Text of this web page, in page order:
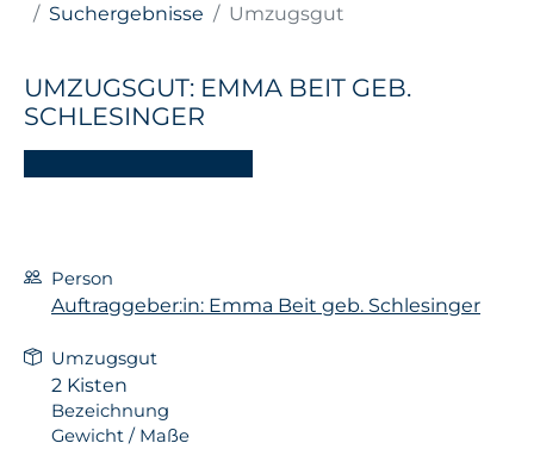
Suchergebnisse
Umzugsgut
UMZUGSGUT: EMMA BEIT GEB.
SCHLESINGER
Person
Auftraggeber:in: Emma Beit geb. Schlesinger
Umzugsgut
2 Kisten
Bezeichnung
Gewicht / Maße